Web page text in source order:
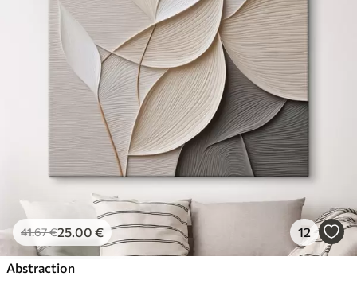
41.67€25.00 € 12
Abstraction